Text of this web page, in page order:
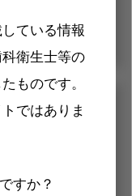
ている情報
衛生士等の
ものです。
ではありま
すか？